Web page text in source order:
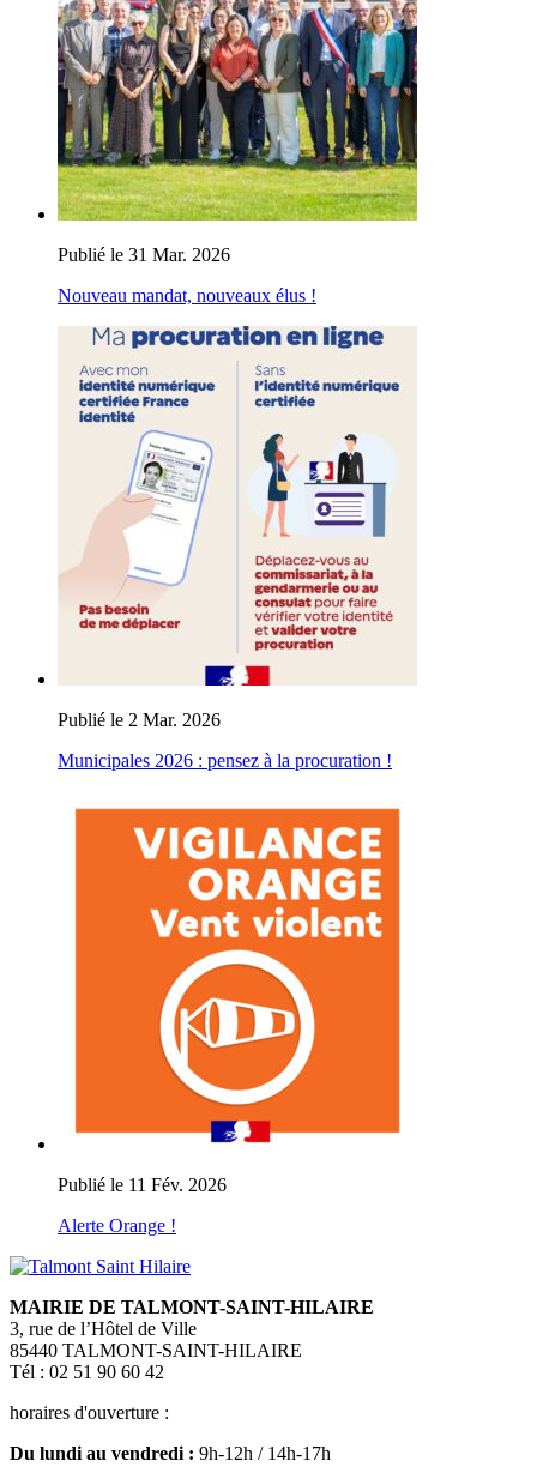
Publié le 31 Mar. 2026
Nouveau mandat, nouveaux élus !
Publié le 2 Mar. 2026
Municipales 2026 : pensez à la procuration !
Publié le 11 Fév. 2026
Alerte Orange !
MAIRIE DE TALMONT-SAINT-HILAIRE
3, rue de l’Hôtel de Ville
85440 TALMONT-SAINT-HILAIRE
Tél : 02 51 90 60 42
horaires d'ouverture :
Du lundi au vendredi : 9h-12h / 14h-17h